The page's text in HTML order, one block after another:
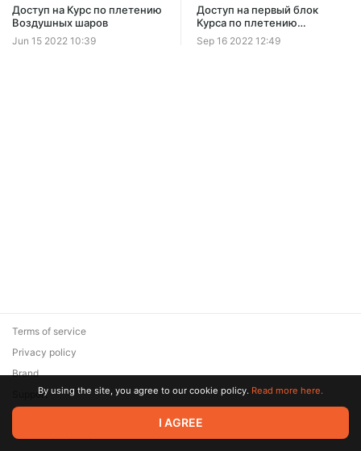
Доступ на Курс по плетению
Воздушных шаров
Jun 15 2022 10:39
Доступ на первый блок
Курса по плетению
Воздушных шаров
Sep 16 2022 12:49
© 2026 Zaya Solutions Limited. All rights reserved. All trademarks
are the property of their respective owners.
Terms of service
Privacy policy
Brand
SupportBy using the site, you agree to our cookie policy. Read more here.
I AGREE